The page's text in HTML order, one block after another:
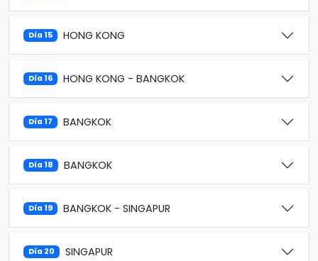
Día 15 HONG KONG
Día 16 HONG KONG - BANGKOK
Día 17 BANGKOK
Día 18 BANGKOK
Día 19 BANGKOK - SINGAPUR
Día 20 SINGAPUR